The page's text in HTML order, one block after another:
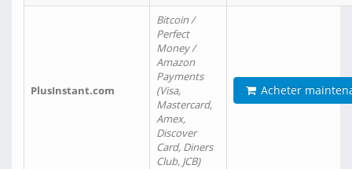
PlusInstant.com
Bitcoin /
Perfect
Money /
Amazon
Payments
(Visa,
Mastercard,
Amex,
Discover
Card, Diners
Club, JCB)
Acheter